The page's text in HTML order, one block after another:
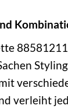
verleiht